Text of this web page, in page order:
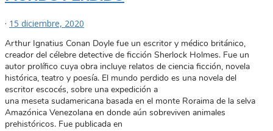
· 15 diciembre, 2020
Arthur Ignatius Conan Doyle fue un escritor y médico británico,
creador del célebre detective de ficción Sherlock Holmes. Fue un
autor prolífico cuya obra incluye relatos de ciencia ficción, novela
histórica, teatro y poesía. El mundo perdido es una novela del
escritor escocés, sobre una expedición a
una meseta sudamericana basada en el monte Roraima de la selva
Amazónica Venezolana en donde aún sobreviven animales
prehistóricos. Fue publicada en